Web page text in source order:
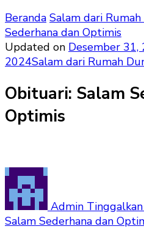
Beranda Salam dari Rumah
Sederhana dan Optimis
Updated on Desember 31,
2024Salam dari Rumah
Obituari: Salam
Optimis
Admin
Salam Sederhana dan